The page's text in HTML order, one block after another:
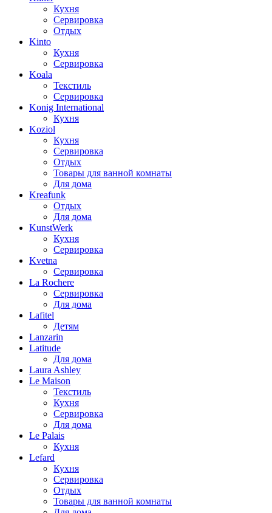
Кухня
Сервировка
Отдых
Kinto
Кухня
Сервировка
Koala
Текстиль
Сервировка
Konig International
Кухня
Koziol
Кухня
Сервировка
Отдых
Товары для ванной комнаты
Для дома
Kreafunk
Отдых
Для дома
KunstWerk
Кухня
Сервировка
Kvetna
Сервировка
La Rochere
Сервировка
Для дома
Lafitel
Детям
Lanzarin
Latitude
Для дома
Laura Ashley
Le Maison
Текстиль
Кухня
Сервировка
Для дома
Le Palais
Кухня
Lefard
Кухня
Сервировка
Отдых
Товары для ванной комнаты